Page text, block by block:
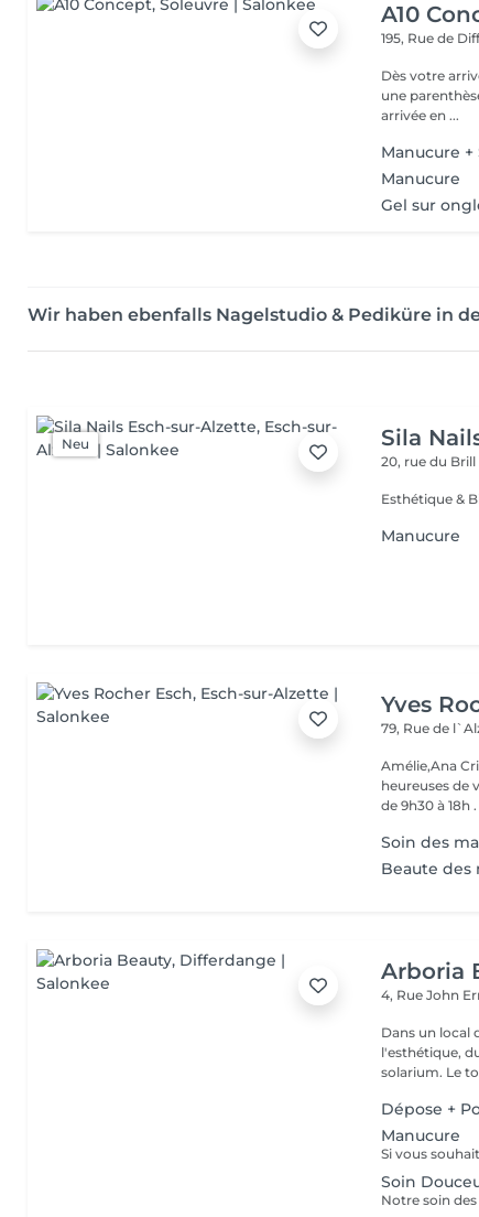
A10
195, Rue de
Dès votre
une parenthèse d'exception : -
arrivée en ...
Manucure
Manucure
Gel sur
Wir haben ebenfalls Nagelstudio & Pediküre in
Neu Sila
20, rue du Brill
Manucure
Yves
79, Rue de
Amélie,Ana
heureuses de
de 9h30 à 18h .
Soin des
Beaute des
Arboria
4, Rue John
Dans un local
l'esthétique,
solarium. Le
Dépose +
Manucure
Soin